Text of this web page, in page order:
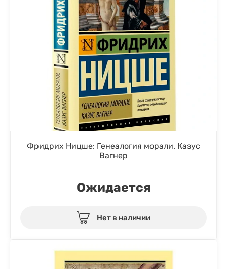
Фридрих Ницше: Генеалогия морали. Казус
Вагнер
Ожидается
Нет в наличии